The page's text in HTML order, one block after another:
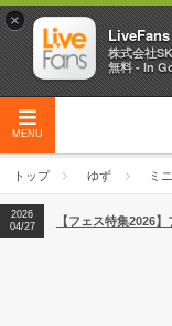
MENU
トップ ゆず ミ
2026
04/27
2026
【ライブ動員ラン
2026
04/27
【フェス特集2026
×
LiveFans
株式会社
無料 - In